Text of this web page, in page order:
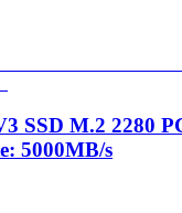
SSD M.2 2280
5000MB/s